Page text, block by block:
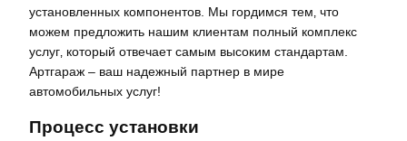
установленных компонентов. Мы гордимся тем‚ что
можем предложить нашим клиентам полный комплекс
услуг‚ который отвечает самым высоким стандартам.
Артгараж – ваш надежный партнер в мире
автомобильных услуг!
Процесс установки